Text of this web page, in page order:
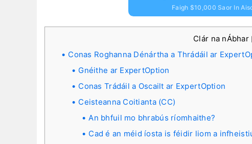
Faigh $10,000 Saor In
Clár na nÁbhar
Conas Roghanna Dénártha a Thrádáil ar
Gnéithe ar ExpertOption
Conas Trádáil a Oscailt ar ExpertOption
Ceisteanna Coitianta (CC)
An bhfuil mo bhrabús ríomhaithe?
Cad é an méid íosta is féidir liom a